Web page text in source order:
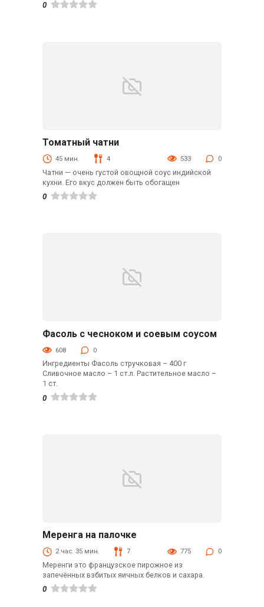
0
Томатный чатни
45 мин. 4 533 0
Чатни — очень густой овощной соус индийской
кухни. Его вкус должен быть обогащен
0
Фасоль с чесноком и соевым соусом
608 0
Ингредиенты Фасоль стручковая – 400 г
Сливочное масло – 1 ст.л. Растительное масло –
1 ст.
0
В духовке
Меренга на палочке
2 час. 35 мин. 7 775 0
Меренги это французское пирожное из
запечённых взбитых яичных белков и сахара.
0